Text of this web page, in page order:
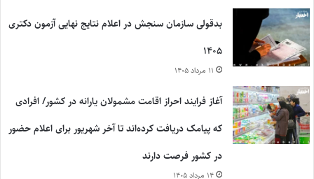
بدقولی سازمان سنجش در اعلام نتایج نهایی آزمون دکتری
۱۴۰۵
۱۱ مرداد ۱۴۰۵
آغاز فرایند احراز اقامت مشمولان یارانه در کشور/ افرادی
که پیامک دریافت کرده‌اند تا آخر شهریور برای اعلام حضور
در کشور فرصت دارند
۱۴ مرداد ۱۴۰۵